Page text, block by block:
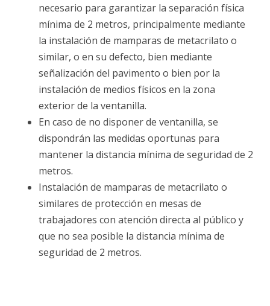
necesario para garantizar la separación física
mínima de 2 metros, principalmente mediante
la instalación de mamparas de metacrilato o
similar, o en su defecto, bien mediante
señalización del pavimento o bien por la
instalación de medios físicos en la zona
exterior de la ventanilla.
En caso de no disponer de ventanilla, se
dispondrán las medidas oportunas para
mantener la distancia mínima de seguridad de 2
metros.
Instalación de mamparas de metacrilato o
similares de protección en mesas de
trabajadores con atención directa al público y
que no sea posible la distancia mínima de
seguridad de 2 metros.